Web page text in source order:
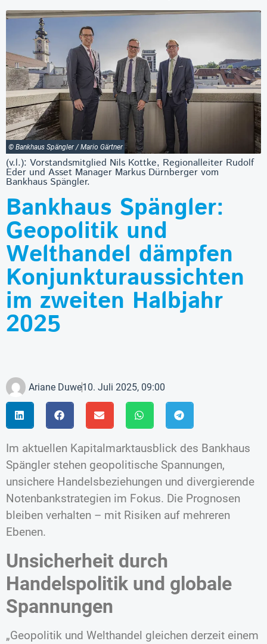
© Bankhaus Spängler / Mario Gärtner
(v.l.): Vorstandsmitglied Nils Kottke, Regionalleiter Rudolf
Eder und Asset Manager Markus Dürnberger vom
Bankhaus Spängler.
Bankhaus Spängler:
Geopolitik und
Welthandel dämpfen
Konjunkturaussichten
im zweiten Halbjahr
2025
Ariane Duwe10. Juli 2025, 09:00
Im aktuellen Kapitalmarktausblick des Bankhaus
Spängler stehen geopolitische Spannungen,
unsichere Handelsbeziehungen und divergierende
Notenbankstrategien im Fokus. Die Prognosen
bleiben verhalten – mit Risiken auf mehreren
Ebenen.
Unsicherheit durch
Handelspolitik und globale
Spannungen
„Geopolitik und Welthandel gleichen derzeit einem